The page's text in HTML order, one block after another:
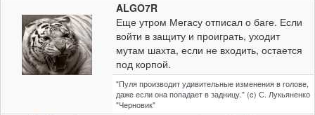
ALGO7R
Еще утром Мегасу отписал о баге. Если
войти в защиту и проиграть, уходит
мутам шахта, если не входить, остается
под корпой.
"Пуля производит удивительные изменения в голове,
даже если она попадает в задницу." (c) С. Лукьяненко
"Черновик"